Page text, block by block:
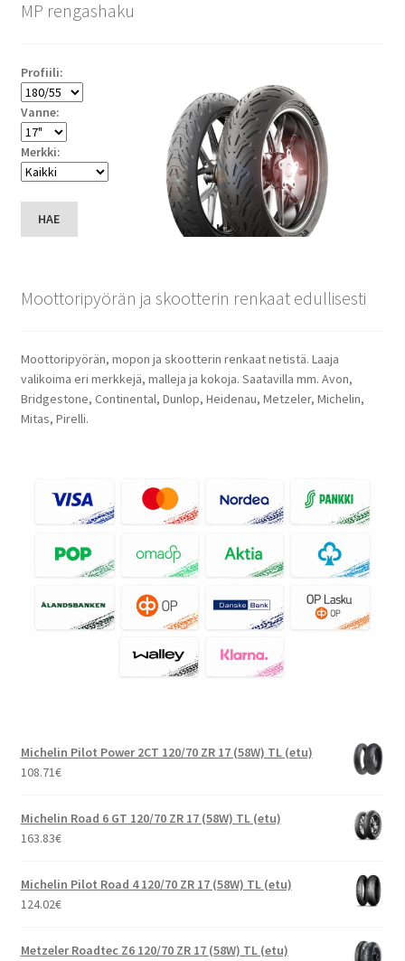
MP rengashaku
Profiili:
Vanne:
Merkki:
HAE
Moottoripyörän ja skootterin renkaat edullisesti
Moottoripyörän, mopon ja skootterin renkaat netistä. Laaja
valikoima eri merkkejä, malleja ja kokoja. Saatavilla mm. Avon,
Bridgestone, Continental, Dunlop, Heidenau, Metzeler, Michelin,
Mitas, Pirelli.
Michelin Pilot Power 2CT 120/70 ZR 17 (58W) TL (etu)
108.71€
Michelin Road 6 GT 120/70 ZR 17 (58W) TL (etu)
163.83€
Michelin Pilot Road 4 120/70 ZR 17 (58W) TL (etu)
124.02€
Metzeler Roadtec Z6 120/70 ZR 17 (58W) TL (etu)